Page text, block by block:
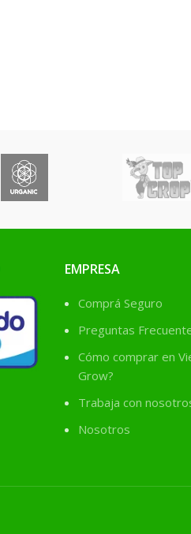
EMPRESA
Comprá Seguro
Preguntas
Cómo comprar en
Grow?
Trabaja con
Nosotros